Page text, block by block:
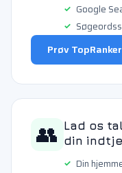
Google
Prøv
👥 Lad os
din
Din